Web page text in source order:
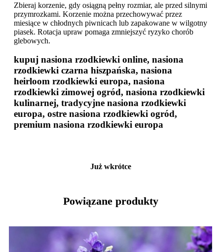
Zbieraj korzenie, gdy osiągną pełny rozmiar, ale przed silnymi
przymrozkami. Korzenie można przechowywać przez
miesiące w chłodnych piwnicach lub zapakowane w wilgotny
piasek. Rotacja upraw pomaga zmniejszyć ryzyko chorób
glebowych.
kupuj nasiona rzodkiewki online, nasiona
rzodkiewki czarna hiszpańska, nasiona
heirloom rzodkiewki europa, nasiona
rzodkiewki zimowej ogród, nasiona rzodkiewki
kulinarnej, tradycyjne nasiona rzodkiewki
europa, ostre nasiona rzodkiewki ogród,
premium nasiona rzodkiewki europa
Już wkrótce
Powiązane produkty